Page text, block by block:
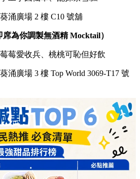
葵涌廣場 2 樓 C10 號舖
為你調製無酒精 Mocktail）
莓莓愛收兵、桃桃可恥但好飲
葵涌廣場 3 樓 Top World 3069-T17 號